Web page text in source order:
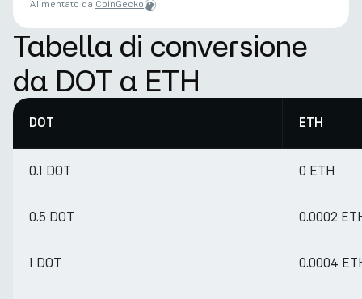
Alimentato da CoinGecko
Tabella di conversione
da DOT a ETH
DOT ETH
0.1 DOT 0 ETH
0.5 DOT 0.0002
1 DOT 0.0004